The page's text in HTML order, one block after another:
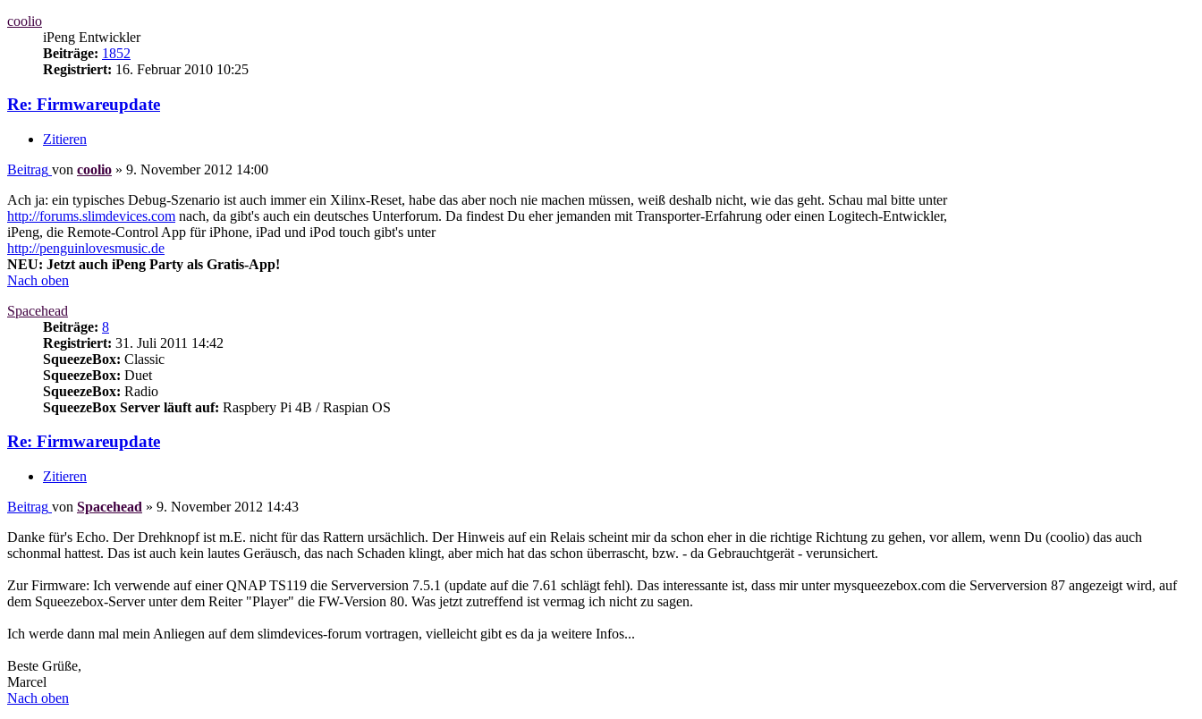
coolio
iPeng Entwickler
Beiträge: 1852
Registriert: 16. Februar 2010 10:25
Re: Firmwareupdate
Zitieren
Beitrag von coolio » 9. November 2012 14:00
Ach ja: ein typisches Debug-Szenario ist auch immer ein Xilinx-Reset, habe das aber noch nie machen müssen, weiß deshalb nicht, wie das geht. Schau mal bitte unter
http://forums.slimdevices.com nach, da gibt's auch ein deutsches Unterforum. Da findest Du eher jemanden mit Transporter-Erfahrung oder einen Logitech-Entwickler,
iPeng, die Remote-Control App für iPhone, iPad und iPod touch gibt's unter
http://penguinlovesmusic.de
NEU: Jetzt auch iPeng Party als Gratis-App!
Nach oben
Spacehead
Beiträge: 8
Registriert: 31. Juli 2011 14:42
SqueezeBox: Classic
SqueezeBox: Duet
SqueezeBox: Radio
SqueezeBox Server läuft auf: Raspbery Pi 4B / Raspian OS
Re: Firmwareupdate
Zitieren
Beitrag von Spacehead » 9. November 2012 14:43
Danke für's Echo. Der Drehknopf ist m.E. nicht für das Rattern ursächlich. Der Hinweis auf ein Relais scheint mir da schon eher in die richtige Richtung zu gehen, vor allem, wenn Du (coolio) das auch
schonmal hattest. Das ist auch kein lautes Geräusch, das nach Schaden klingt, aber mich hat das schon überrascht, bzw. - da Gebrauchtgerät - verunsichert.
Zur Firmware: Ich verwende auf einer QNAP TS119 die Serverversion 7.5.1 (update auf die 7.61 schlägt fehl). Das interessante ist, dass mir unter mysqueezebox.com die Serverversion 87 angezeigt wird, auf
dem Squeezebox-Server unter dem Reiter "Player" die FW-Version 80. Was jetzt zutreffend ist vermag ich nicht zu sagen.
Ich werde dann mal mein Anliegen auf dem slimdevices-forum vortragen, vielleicht gibt es da ja weitere Infos...
Beste Grüße,
Marcel
Nach oben